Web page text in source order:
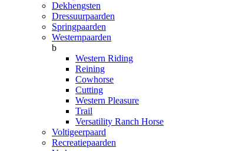
Dekhengsten
Dressuurpaarden
Springpaarden
Westernpaarden
b
Western Riding
Reining
Cowhorse
Cutting
Western Pleasure
Trail
Versatility Ranch Horse
Voltigeerpaard
Recreatiepaarden